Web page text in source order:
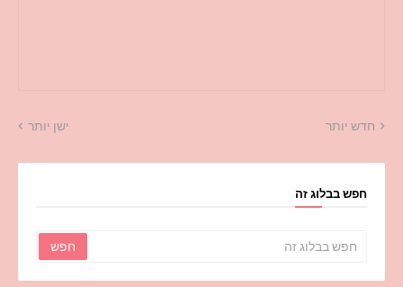
חדש יותר ישן יותר
חפש בבלוג זה